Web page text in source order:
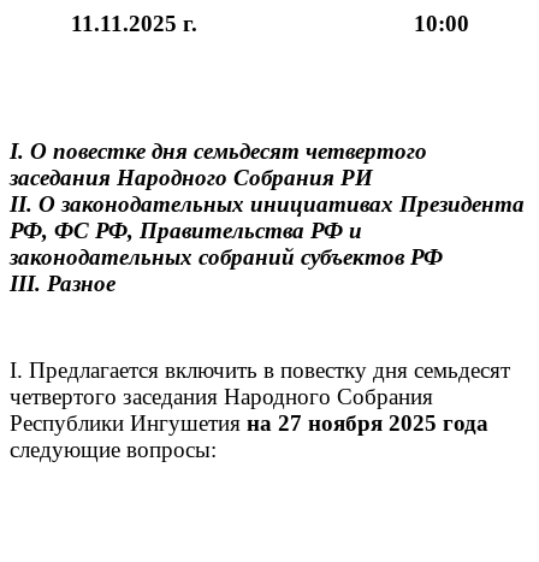
11.11.2025 г. 10:00
I. О повестке дня семьдесят четвертого
заседания Народного Собрания РИ
II. О законодательных инициативах Президента
РФ, ФС РФ, Правительства РФ и
законодательных собраний субъектов РФ
III. Разное
I. Предлагается включить в повестку дня семьдесят
четвертого заседания Народного Собрания
Республики Ингушетия на 27 ноября 2025 года
следующие вопросы: